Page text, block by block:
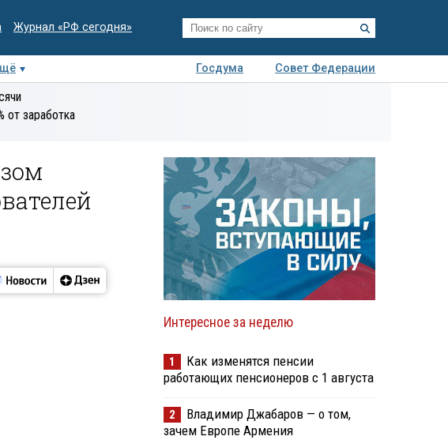
Журнал «РФ сегодня»
Госдума
Совет Федерации
экспертиза
от заработка
Интересное за неделю
1
Как изменятся пенсии
работающих пенсионеров с 1 августа
2
Владимир Джабаров — о том,
зачем Европе Армения